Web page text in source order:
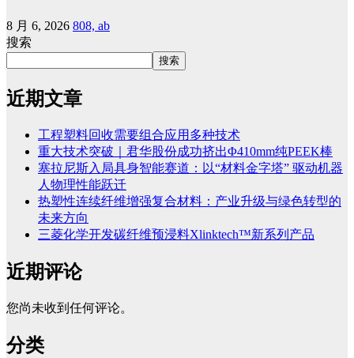
8 月 6, 2026 808, ab
搜索
搜索
近期文章
工程塑料回收需要组合应用多种技术
重大技术突破｜君华股份成功挤出Φ410mm纯PEEK棒
塞拉尼斯入局具身智能赛道：以“材料金字塔” 驱动机器
人物理性能跃迁
热塑性连续纤维增强复合材料：产业升级与绿色转型的
未来方向
三菱化学开发碳纤维预浸料Xlinktech™新系列产品
近期评论
您尚未收到任何评论。
分类